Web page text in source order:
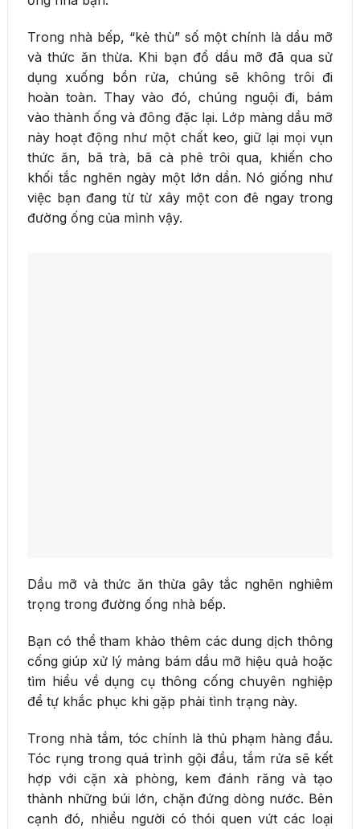
Trong nhà bếp, “kẻ thù” số một chính là dầu mỡ
và thức ăn thừa. Khi bạn đổ dầu mỡ đã qua sử
dụng xuống bồn rửa, chúng sẽ không trôi đi
hoàn toàn. Thay vào đó, chúng nguội đi, bám
vào thành ống và đông đặc lại. Lớp màng dầu mỡ
này hoạt động như một chất keo, giữ lại mọi vụn
thức ăn, bã trà, bã cà phê trôi qua, khiến cho
khối tắc nghẽn ngày một lớn dần. Nó giống như
việc bạn đang từ từ xây một con đê ngay trong
đường ống của mình vậy.
Dầu mỡ và thức ăn thừa gây tắc nghẽn nghiêm
trọng trong đường ống nhà bếp.
Bạn có thể tham khảo thêm các dung dịch thông
cống giúp xử lý mảng bám dầu mỡ hiệu quả hoặc
tìm hiểu về dụng cụ thông cống chuyên nghiệp
để tự khắc phục khi gặp phải tình trạng này.
Trong nhà tắm, tóc chính là thủ phạm hàng đầu.
Tóc rụng trong quá trình gội đầu, tắm rửa sẽ kết
hợp với cặn xà phòng, kem đánh răng và tạo
thành những búi lớn, chặn đứng dòng nước. Bên
cạnh đó, nhiều người có thói quen vứt các loại